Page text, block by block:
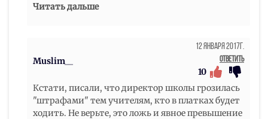
Читать дальше
Muslim__
12 Января 2017г.
Ответить
10
Кстати, писали, что директор школы грозилась
"штрафами" тем учителям, кто в платках будет
ходить. Не верьте, это ложь и явное превышение